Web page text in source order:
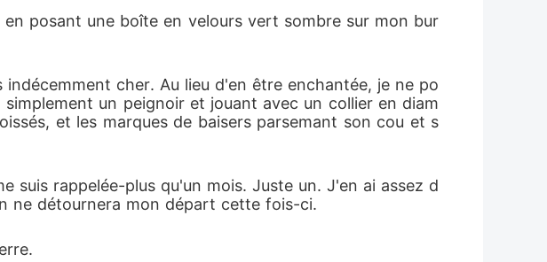
posant une boîte en velours vert sombre sur mon bur
cher. Au lieu d'en être enchantée, je ne po
un peignoir et jouant avec un collier en diam
et les marques de baisers parsemant son cou et s
suis rappelée-plus qu'un mois. Juste un. J'en ai assez d
ne détournera mon départ cette fois-ci.